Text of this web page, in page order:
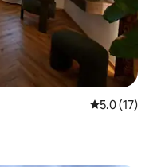
คะแนนเฉลี่ย
5.0 (17)